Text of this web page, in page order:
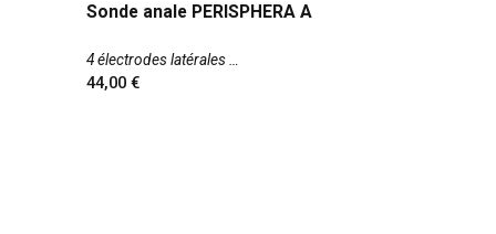
Sonde anale PERISPHERA A
4 électrodes latérales
44,00